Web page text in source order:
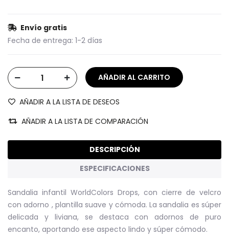
Envío gratis
Fecha de entrega: 1-2 días
AÑADIR A LA LISTA DE DESEOS
AÑADIR A LA LISTA DE COMPARACIÓN
DESCRIPCIÓN
ESPECIFICACIONES
Sandalia infantil WorldColors Drops, con cierre de velcro
con adorno , plantilla suave y cómoda. La sandalia es súper
delicada y liviana, se destaca con adornos de puro
encanto, aportando ese aspecto lindo y súper cómodo.